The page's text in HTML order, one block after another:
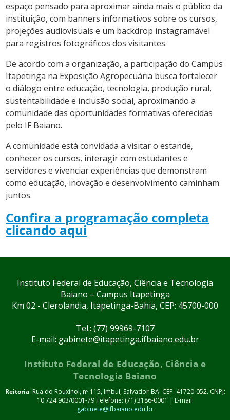
espaço pensado para aproximar ainda mais o público da
instituição, com banners informativos sobre os cursos,
projeções audiovisuais e um backdrop instagramável
para registros fotográficos dos visitantes.
De acordo com a organização, a participação do Campus
Itapetinga na Exposição Agropecuária busca fortalecer
o diálogo entre educação, tecnologia, produção rural,
sustentabilidade e inclusão social, aproximando a
comunidade das oportunidades formativas oferecidas
pelo IF Baiano.
A comunidade está convidada a visitar o estande,
conhecer os cursos, interagir com estudantes e
servidores e vivenciar experiências que demonstram
como educação, inovação e desenvolvimento caminham
juntos.
Confira a programação completa
clicando aqui
Instituto Federal de Educação, Ciência e Tecnologia
Baiano – Campus Itapetinga
Km 02 - Clerolandia, Itapetinga-Bahia, CEP: 45700-000
Tel.: (77) 99969-7107
E-mail: gabinete@itapetinga.ifbaiano.edu.br
Instituto Federal de Educação, Ciência e
Tecnologia Baiano
Reitoria: Rua do Rouxinol, nº 115, Imbuí, Salvador-BA. CEP: 41720-052. CNPJ:
10.724.903/0001-79 Telefone: (71) 3186-0001 | E-mail:
gabinete@ifbaiano.edu.br